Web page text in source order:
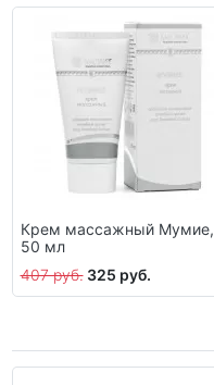
Крем массажный Мумие,
50 мл
407 руб. 325 руб.